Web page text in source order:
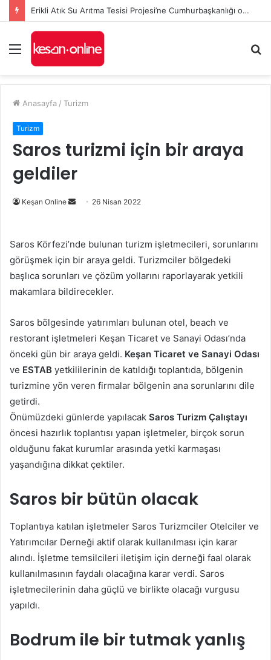
Erikli Atık Su Arıtma Tesisi Projesi’ne Cumhurbaşkanlığı onayı
Menü
...
Anasayfa / Turizm
Turizm
Saros turizmi için bir araya
geldiler
Keşan Online
Bir
göndermek
26 Nisan 2022
Saros Körfezi’nde bulunan turizm işletmecileri, sorunlarını
görüşmek için bir araya geldi. Turizmciler bölgedeki
başlıca sorunları ve çözüm yollarını raporlayarak yetkili
makamlara bildirecekler.
Saros bölgesinde yatırımları bulunan otel, beach ve
restorant işletmeleri Keşan Ticaret ve Sanayi Odası’nda
önceki gün bir araya geldi. Keşan Ticaret ve Sanayi Odası
ve ESTAB yetkililerinin de katıldığı toplantıda, bölgenin
turizmine yön veren firmalar bölgenin ana sorunlarını dile
getirdi.
Önümüzdeki günlerde yapılacak Saros Turizm Çalıştayı
öncesi hazırlık toplantısı yapan işletmeler, birçok sorun
olduğunu fakat kurumlar arasında yetki karmaşası
yaşandığına dikkat çektiler.
Saros bir bütün olacak
Toplantıya katılan işletmeler Saros Turizmciler Otelciler ve
Yatırımcılar Derneği aktif olarak kullanılması için karar
alındı. İşletme temsilcileri iletişim için derneği faal olarak
kullanılmasının faydalı olacağına karar verdi. Saros
işletmecilerinin daha güçlü ve birlikte olacağı vurgusu
yapıldı.
Bodrum ile bir tutmak yanlış